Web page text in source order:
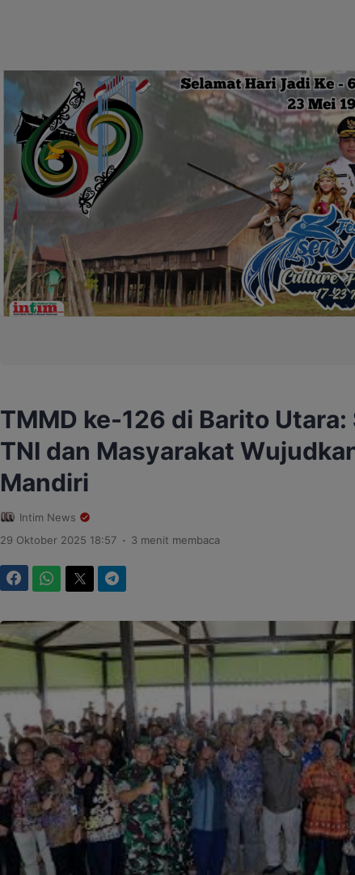
TMMD ke-126 di Barito Utara:
TNI dan Masyarakat
Mandiri
Intim News
29 Oktober 2025 18:57 . 3 menit membaca